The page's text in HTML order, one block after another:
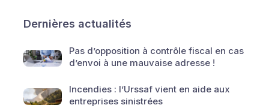
Dernières actualités
Pas d’opposition à contrôle fiscal en cas
d’envoi à une mauvaise adresse !
Incendies : l’Urssaf vient en aide aux
entreprises sinistrées